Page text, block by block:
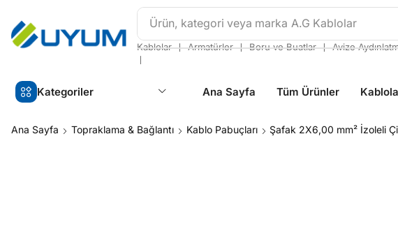
Ürün, kategori veya marka A.G Kablolar
Kablolar ❘ Armatürler ❘ Boru ve Buatlar ❘ Avize
❘
Kategoriler Ana Sayfa Tüm Ürünler
Ana Sayfa Topraklama & Bağlantı Kablo Pabuçları Şafak 2X6,00 mm² İzoleli